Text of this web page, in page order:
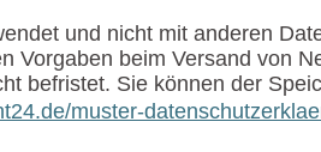
und nicht mit anderen
beim Versand von
befristet. Sie können der
muster-